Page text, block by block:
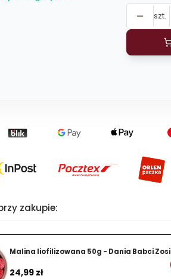
szt.
zakupie:
Malina liofilizowana 50g - Dania Babci Zosi
Cena
24,99 zł